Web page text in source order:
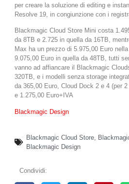
per creare la soluzione di editing e
Resolve 19, in congiunzione con i
Blackmagic Cloud Store Mini costa
da 8TB e 2.725 in quella da 16TB,
Max ha un prezzo di 5.975,00 Euro
9.075,00 Euro in quella da 48TB, tutti
vanno ad affiancare il Blackmagic
320TB, e i modelli senza storage
da 365,00 Euro, Cloud Dock 2 e 4 (per
e 1.275,00 Euro+IVA
Blackmagic Design
Blackmagic Cloud Store,
Blackmagic Design
Condividi: